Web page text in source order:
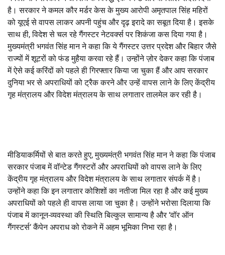
है। सरकार ने कमल कौर मर्डर केस के मुख्य आरोपी अमृतपाल सिंह महिरों
को यूएई से वापस लाकर अपनी पहुंच और दृढ़ इरादे का सबूत दिया है। इसके
साथ ही,विदेश से चल रहे गैंगस्टर नेटवर्क्स पर शिकंजा कस दिया गया है।
मुख्यमंत्री भगवंत सिंह मान ने कहा कि ये गैंगस्टर उत्तर प्रदेश और बिहार जैसे
राज्यों में शूटरों को फंड मुहैया करवा रहे हैं। उन्होंने ज़ोर देकर कहा कि पंजाब
में ऐसे कई करिंदों को पहले ही गिरफ्तार किया जा चुका हैं और आप सरकार
दुनिया भर से अपराधियों को ट्रैक करने और उन्हें वापस लाने के लिए केंद्रीय
गृह मंत्रालय और विदेश मंत्रालय के साथ लगातार तालमेल कर रही है।
मीडियाकर्मियों से बात करते हुए,मुख्यमंत्री भगवंत सिंह मान ने कहा कि पंजाब
सरकार पंजाब में वॉन्टेड गैंगस्टरों और अपराधियों को वापस लाने के लिए
केंद्रीय गृह मंत्रालय और विदेश मंत्रालय के साथ लगातार संपर्क में है।
उन्होंने कहा कि इन लगातार कोशिशों का नतीजा मिल रहा है और कई मुख्य
अपराधियों को पहले ही वापस लाया जा चुका है। उन्होंने भरोसा दिलाया कि
पंजाब में कानून-व्यवस्था की स्थिति बिल्कुल सामान्य है और‘वॉर ऑन
गैंगस्टर्स‘कैंपेन अपराध को रोकने में अहम भूमिका निभा रहा है।